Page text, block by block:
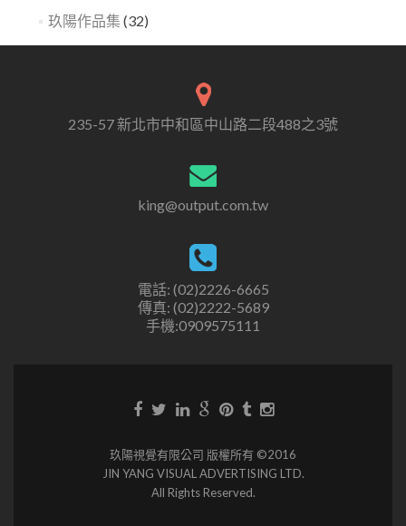
玖陽作品集 (32)
235-57 新北市中和區中山路二段488之3號
king@output.com.tw
電話: (02)2226-6665
傳真: (02)2222-5689
手機:0909575111
玖陽視覺有限公司 版權所有 ©2016
JIN YANG VISUAL ADVERTISING LTD.
All Rights Reserved.